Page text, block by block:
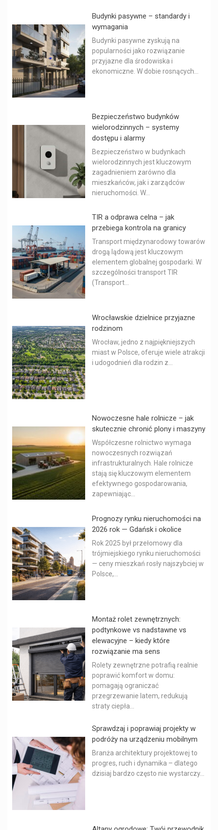
Budynki pasywne – standardy i
wymagania
Budynki pasywne zyskują na
popularności jako rozwiązanie
przyjazne dla środowiska i
ekonomiczne. W dobie rosnących...
Bezpieczeństwo budynków
wielorodzinnych – systemy
dostępu i alarmy
Bezpieczeństwo w budynkach
wielorodzinnych jest kluczowym
zagadnieniem zarówno dla
mieszkańców, jak i zarządców
nieruchomości. W...
TIR a odprawa celna – jak
przebiega kontrola na granicy
Transport międzynarodowy towarów
drogą lądową jest kluczowym
elementem globalnej gospodarki. W
szczególności transport TIR
(Transport...
Wrocławskie dzielnice przyjazne
rodzinom
Wrocław, jedno z najpiękniejszych
miast w Polsce, oferuje wiele atrakcji
i udogodnień dla rodzin z...
Nowoczesne hale rolnicze – jak
skutecznie chronić plony i maszyny
Współczesne rolnictwo wymaga
nowoczesnych rozwiązań
infrastrukturalnych. Hale rolnicze
stają się kluczowym elementem
efektywnego gospodarowania,
zapewniając...
Prognozy rynku nieruchomości na
2026 rok — Gdańsk i okolice
Rok 2025 był przełomowy dla
trójmiejskiego rynku nieruchomości
— ceny mieszkań rosły najszybciej w
Polsce,...
Montaż rolet zewnętrznych:
podtynkowe vs nadstawne vs
elewacyjne – kiedy które
rozwiązanie ma sens
Rolety zewnętrzne potrafią realnie
poprawić komfort w domu:
pomagają ograniczać
przegrzewanie latem, redukują
straty ciepła...
Sprawdzaj i poprawiaj projekty w
podróży na urządzeniu mobilnym
Branża architektury projektowej to
progres, ruch i dynamika – dlatego
dzisiaj bardzo często nie wystarczy...